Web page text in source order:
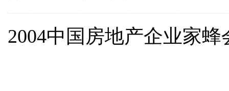
2004中国房地产企业家蜂